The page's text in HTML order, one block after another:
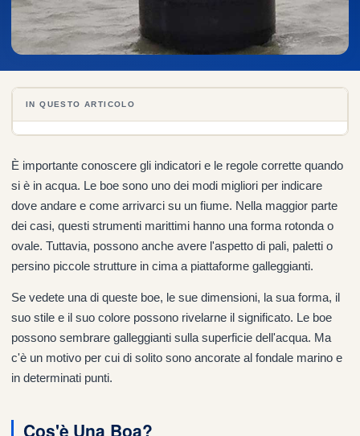
IN QUESTO ARTICOLO
È importante conoscere gli indicatori e le regole corrette quando
si è in acqua. Le boe sono uno dei modi migliori per indicare
dove andare e come arrivarci su un fiume. Nella maggior parte
dei casi, questi strumenti marittimi hanno una forma rotonda o
ovale. Tuttavia, possono anche avere l'aspetto di pali, paletti o
persino piccole strutture in cima a piattaforme galleggianti.
Se vedete una di queste boe, le sue dimensioni, la sua forma, il
suo stile e il suo colore possono rivelarne il significato. Le boe
possono sembrare galleggianti sulla superficie dell'acqua. Ma
c'è un motivo per cui di solito sono ancorate al fondale marino e
in determinati punti.
Cos'è Una Boa?